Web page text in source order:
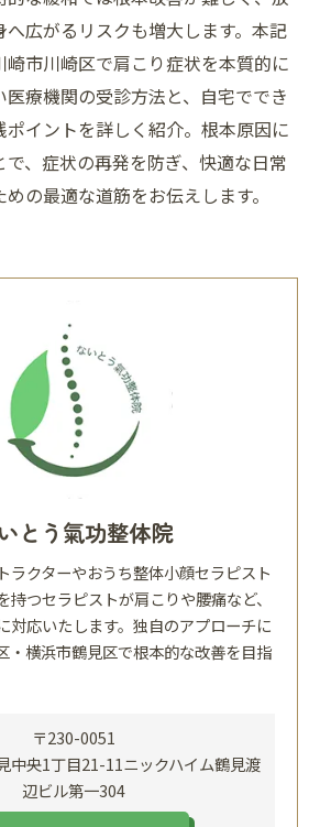
広がるリスクも増大します。本記
市川崎区で肩こり症状を本質的に
療機関の受診方法と、自宅ででき
ポイントを詳しく紹介。根本原因に
、症状の再発を防ぎ、快適な日常
の最適な道筋をお伝えします。
とう氣功整体院
ラクターやおうち整体小顔セラピスト
持つセラピストが肩こりや腰痛など、
対応いたします。独自のアプローチに
・横浜市鶴見区で根本的な改善を目指
〒230-0051
中央1丁目21-11ニックハイム鶴見渡
辺ビル第一304